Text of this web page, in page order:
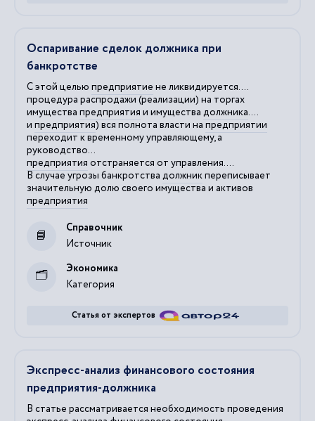
Оспаривание сделок должника при
банкротстве
С этой целью предприятие не ликвидируется....
процедура распродажи (реализации) на торгах
имущества предприятия и имущества должника....
и предприятия) вся полнота власти напредприятии
переходит к временному управляющему, а
руководство...
предприятия отстраняется от управления....
В случае угрозы банкротства должникпереписывает
значительную долю своего имущества и активов
предприятия
Источник
Справочник
Категория
Экономика
Статья от экспертов
Экспресс-анализ финансового состояния
предприятия-должника
В статье рассматривается необходимость проведения